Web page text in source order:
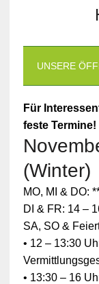
UNSERE
Für
feste Termine!
(Winter)
MO, MI & DO:
DI & FR: 14 –
SA, SO &
• 12 – 13:30
• 13:30 – 16